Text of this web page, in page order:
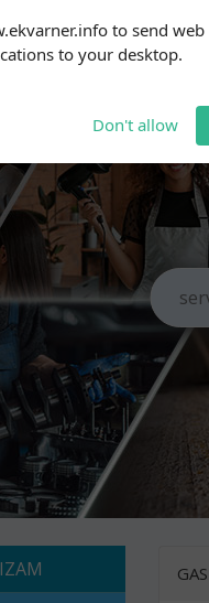
to send web
to your desktop.
Don't allow
click